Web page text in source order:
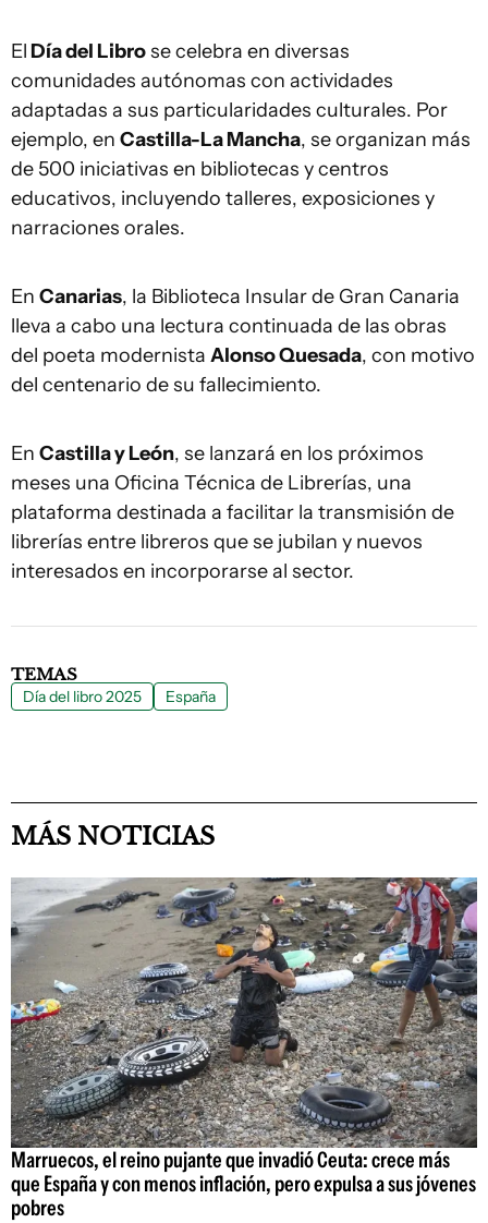
El Día del Librose celebra en diversas
comunidades autónomas con actividades
adaptadas a sus particularidades culturales. Por
ejemplo, en Castilla-La Mancha, se organizan más
de 500 iniciativas en bibliotecas y centros
educativos, incluyendo talleres, exposiciones y
narraciones orales.
En Canarias, la Biblioteca Insular de Gran Canaria
lleva a cabo una lectura continuada de las obras
del poeta modernista Alonso Quesada, con motivo
del centenario de su fallecimiento.
En Castilla y León, se lanzará en los próximos
meses una Oficina Técnica de Librerías, una
plataforma destinada a facilitar la transmisión de
librerías entre libreros que se jubilan y nuevos
interesados en incorporarse al sector.
TEMAS
Día del libro 2025 España
MÁS NOTICIAS
Marruecos, el reino pujante que invadió Ceuta: crece más
que España y con menos inflación, pero expulsa a sus jóvenes
pobres